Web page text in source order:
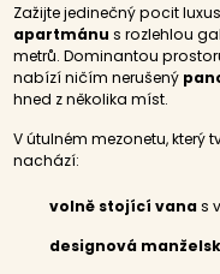
Zažijte jedinečný pocit
apartmánu s rozlehlou
metrů. Dominantou
nabízí ničím nerušený
hned z několika míst.
V útulném mezonetu,
nachází:
volně stojící vanas
designová